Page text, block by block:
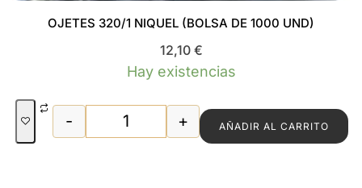
OJETES 320/1 NIQUEL (BOLSA DE 1000 UND)
12,10 €
Hay existencias
OJETES 320/1 NIQUEL (BOLSA DE
- + AÑADIR AL CARRITO